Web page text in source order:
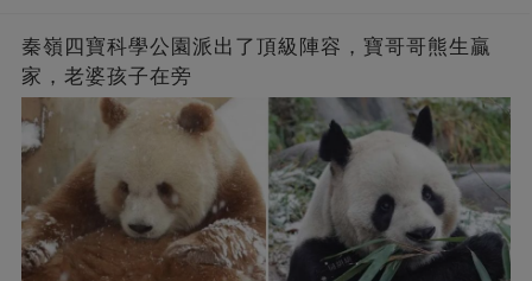
秦嶺四寶科學公園派出了頂級陣容，寶哥哥熊生贏
家，老婆孩子在旁